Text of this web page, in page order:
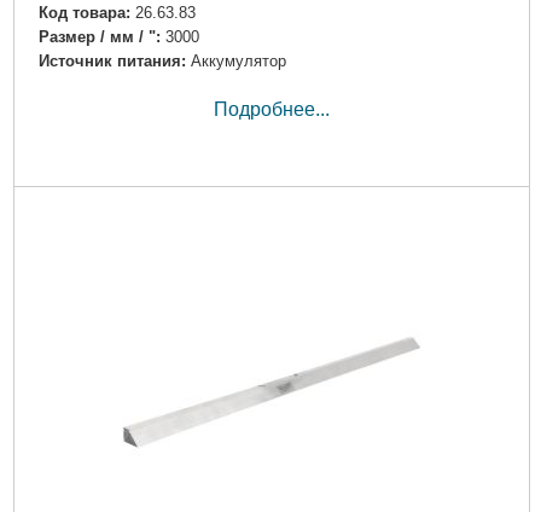
Код товара: 26.63.83
Размер / мм / ": 3000
Источник питания: Аккумулятор
Подробнее...